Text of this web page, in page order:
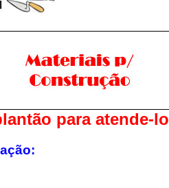
para atende-lo